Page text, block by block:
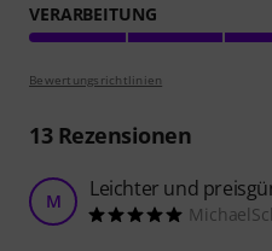
VERARBEITUNG
Bewertungsrichtlinien
13Rezensionen
M Leichter und